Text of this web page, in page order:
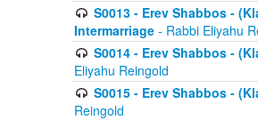
S0013 - Erev Shabbos -
Intermarriage - Rabbi Eliyahu
S0014 - Erev Shabbos -
Eliyahu Reingold
S0015 - Erev Shabbos -
Reingold